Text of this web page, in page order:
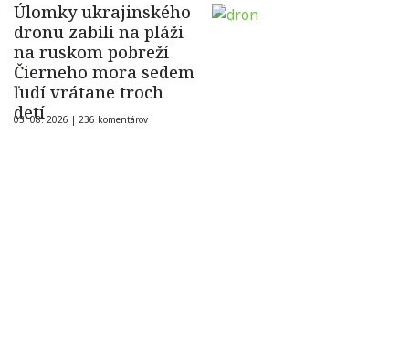
Úlomky ukrajinského
dronu zabili na pláži
na ruskom pobreží
Čierneho mora sedem
ľudí vrátane troch
detí
03. 08. 2026 | 236 komentárov